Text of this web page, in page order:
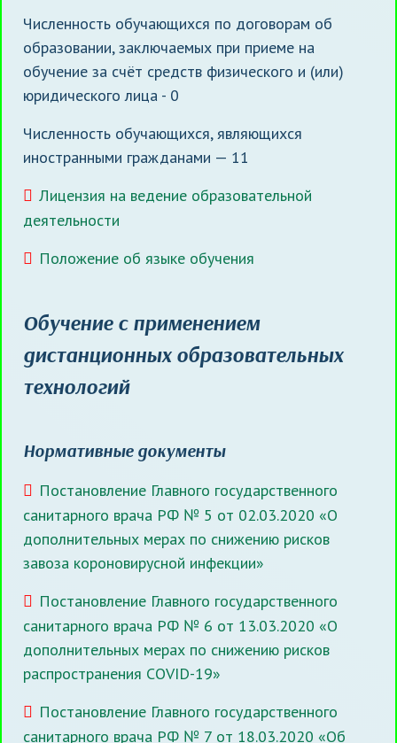
Численность обучающихся по договорам об
образовании, заключаемых при приеме на
обучение за счёт средств физического и (или)
юридического лица - 0
Численность обучающихся, являющихся
иностранными гражданами — 11
Лицензия на ведение образовательной
деятельности
Положение об языке обучения
Обучение с применением
дистанционных образовательных
технологий
Нормативные документы
Постановление Главного государственного
санитарного врача РФ № 5 от 02.03.2020 «О
дополнительных мерах по снижению рисков
завоза короновирусной инфекции»
Постановление Главного государственного
санитарного врача РФ № 6 от 13.03.2020 «О
дополнительных мерах по снижению рисков
распространения COVID-19»
Постановление Главного государственного
санитарного врача РФ № 7 от 18.03.2020 «Об